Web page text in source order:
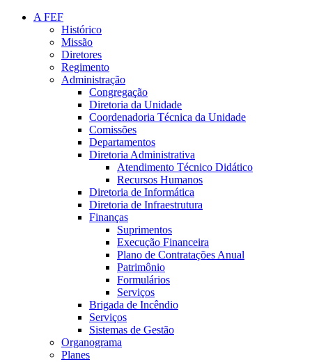
A FEF
Histórico
Missão
Diretores
Regimento
Administração
Congregação
Diretoria da Unidade
Coordenadoria Técnica da Unidade
Comissões
Departamentos
Diretoria Administrativa
Atendimento Técnico Didático
Recursos Humanos
Diretoria de Informática
Diretoria de Infraestrutura
Finanças
Suprimentos
Execução Financeira
Plano de Contratações Anual
Patrimônio
Formulários
Serviços
Brigada de Incêndio
Serviços
Sistemas de Gestão
Organograma
Planes